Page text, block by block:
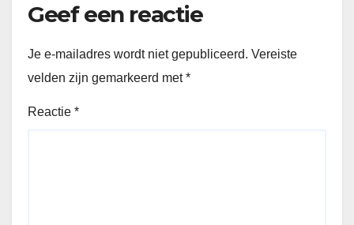
Geef een reactie
Je e-mailadres wordt niet gepubliceerd. Vereiste
velden zijn gemarkeerd met*
Reactie *